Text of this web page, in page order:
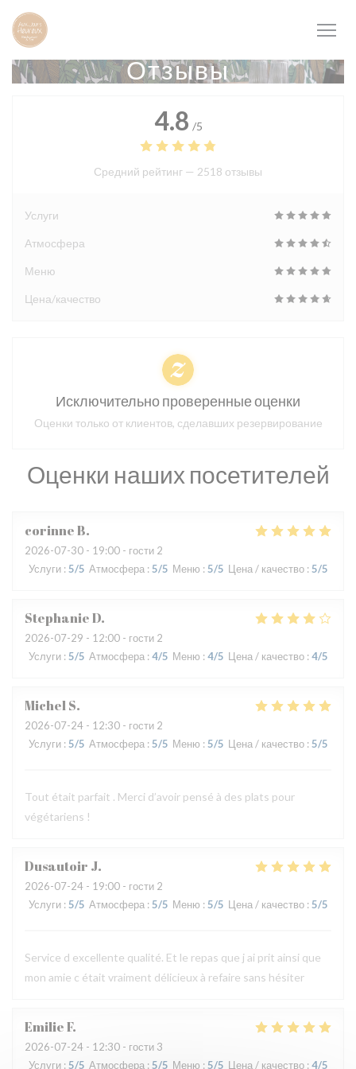
Панель управления cookies
Отзывы
Оценки наших посетителей
corinneB
2026-07-30 - 19:00 - гости 2
Услуги : 5/5 Атмосфера : 5/5 Меню : 5/5 Цена / качество : 5/5
StephanieD
2026-07-29 - 12:00 - гости 2
Услуги : 5/5 Атмосфера : 4/5 Меню : 4/5 Цена / качество : 4/5
MichelS
2026-07-24 - 12:30 - гости 2
Услуги : 5/5 Атмосфера : 5/5 Меню : 5/5 Цена / качество : 5/5
Tout était parfait . Merci d’avoir pensé à des plats pour
végétariens !
Dusautoir J
2026-07-24 - 19:00 - гости 2
Услуги : 5/5 Атмосфера : 5/5 Меню : 5/5 Цена / качество : 5/5
Service d excellente qualité. Et le repas que j ai prit ainsi que
mon amie c était vraiment délicieux à refaire sans hésiter
EmilieF
2026-07-24 - 12:30 - гости 3
Услуги :5/5 Атмосфера : 5/5 Меню : 5/5 Цена / качество : 4/5
4.8 /5
Средний рейтинг — 2518 отзывы
Услуги
Атмосфера
Меню
Цена/качество
Исключительно проверенные оценки
Оценки только от клиентов, сделавших резервирование